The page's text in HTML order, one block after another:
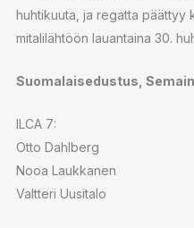
huhtikuuta, ja regatta päättyy
mitalilähtöön lauantaina 30.
Suomalaisedustus,
ILCA 7:
Otto Dahlberg
Nooa Laukkanen
Valtteri Uusitalo